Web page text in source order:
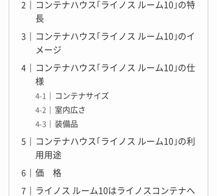
コンテナハウス｢ライノス ルーム10｣の特
長
コンテナハウス｢ライノス ルーム10｣のイ
メージ
コンテナハウス｢ライノス ルーム10｣の仕
様
コンテナサイズ
室内広さ
装備品
コンテナハウス｢ライノス ルーム10｣の利
用用途
価 格
ライノス ルーム10はライノスコンテナへ